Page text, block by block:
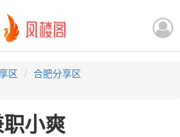
区
合肥分享区
小爽